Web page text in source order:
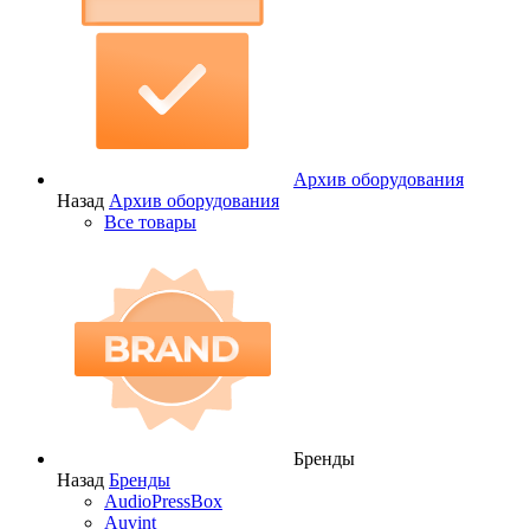
Архив оборудования
Назад Архив оборудования
Все товары
Бренды
Назад Бренды
AudioPressBox
Auvint